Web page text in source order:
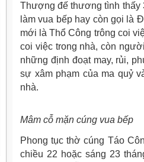
Thượng đế thương tình thấy
làm vua bếp hay còn gọi là
mới là Thổ Công trông coi
coi việc trong nhà, còn
những định đoạt may, rủi,
sự xâm phạm của ma quỷ
nhà.
Mâm cỗ mặn cúng vua bếp
Phong tục thờ cúng Táo
chiều 22 hoặc sáng 23